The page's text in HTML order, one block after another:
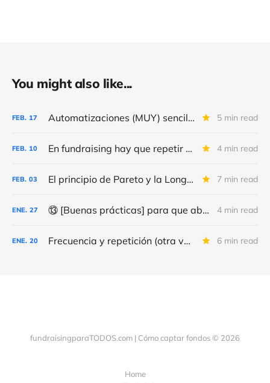
You might also like...
FEB. 17 Automatizaciones (MUY) sencillas para conseguir (MÁS) “leads” y donativos 5 min read
FEB. 10 En fundraising hay que repetir y repetir, como en el día de la marmota 4 min read
FEB. 03 El principio de Pareto y la Long Tail 7 min read
ENE. 27 ⑬ [Buenas prácticas] para que abran (más) tus correos y consigas (más y mejores) donativos 4 min read
ENE. 20 Frecuencia y repetición (otra vez) de los correos de fundraising 6 min read
fundraisingparaTODOS.com | Cómo captar fondos © 2026
Home